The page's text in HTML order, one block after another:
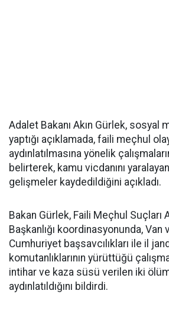
Adalet Bakanı Akın Gürlek, sosyal
yaptığı açıklamada, faili meçhul
aydınlatılmasına yönelik
belirterek, kamu vicdanını
gelişmeler kaydedildiğini açıkladı.
Bakan Gürlek, Faili Meçhul Suçları
Başkanlığı koordinasyonunda,
Cumhuriyet başsavcılıkları ile il
komutanlıklarının yürüttüğü
intihar ve kaza süsü verilen iki ölüm
aydınlatıldığını bildirdi.